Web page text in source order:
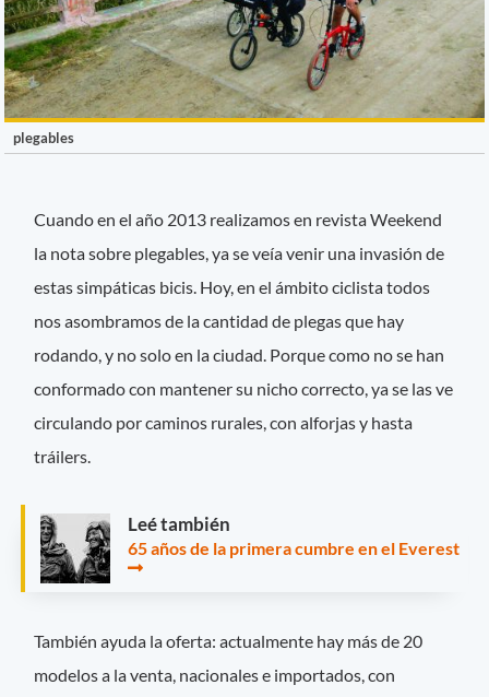
plegables
Cuando en el año 2013 realizamos en revista Weekend
la nota sobre plegables, ya se veía venir una invasión de
estas simpáticas bicis. Hoy, en el ámbito ciclista todos
nos asombramos de la cantidad de plegas que hay
rodando, y no solo en la ciudad. Porque como no se han
conformado con mantener su nicho correcto, ya se las ve
circulando por caminos rurales, con alforjas y hasta
tráilers.
Leé también
65 años de la primera cumbre en el Everest
También ayuda la oferta: actualmente hay más de 20
modelos a la venta, nacionales e importados, con